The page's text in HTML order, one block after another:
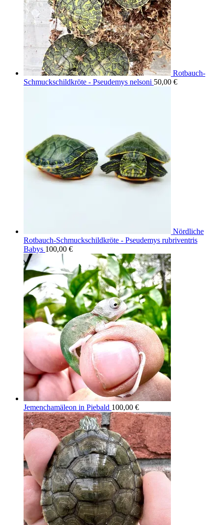
Rotbauch-
Schmuckschildkröte - Pseudemys nelsoni 50,00 €
Nördliche
Rotbauch-Schmuckschildkröte - Pseudemys rubriventris
Babys 100,00 €
Jemenchamäleon in Piebald 100,00 €